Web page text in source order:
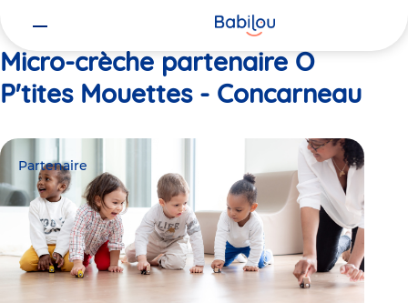
Micro-crèche partenaire O
P'tites Mouettes - Concarneau
Partenaire